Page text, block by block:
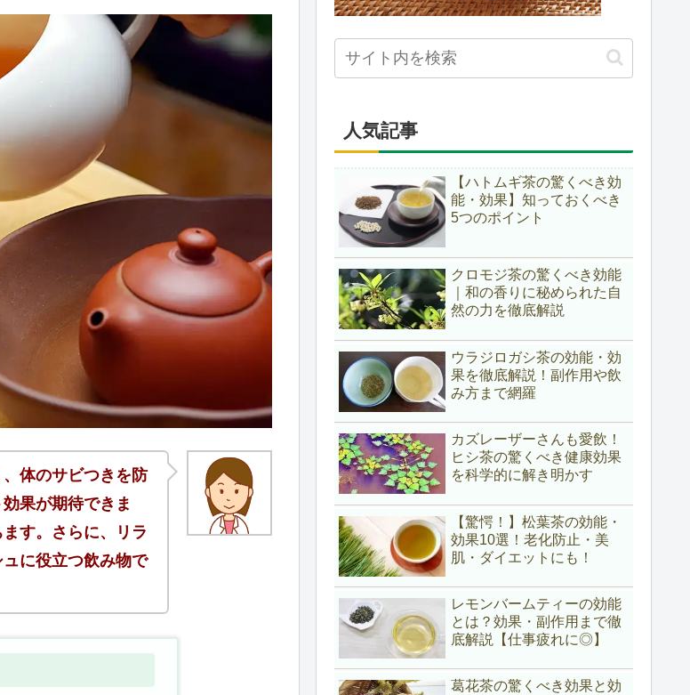
体のサビつきを防
果が期待できま
す。さらに、リラ
に役立つ飲み物で
人気記事
【ハトムギ茶の驚くべき効
能・効果】知っておくべき
5つのポイント
クロモジ茶の驚くべき効能
｜和の香りに秘められた自
然の力を徹底解説
ウラジロガシ茶の効能・効
果を徹底解説！副作用や飲
み方まで網羅
カズレーザーさんも愛飲！
ヒシ茶の驚くべき健康効果
を科学的に解き明かす
【驚愕！】松葉茶の効能・
効果10選！老化防止・美
肌・ダイエットにも！
レモンバームティーの効能
とは？効果・副作用まで徹
底解説【仕事疲れに◎】
葛花茶の驚くべき効果と効